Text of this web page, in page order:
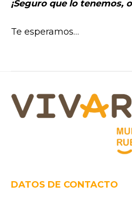
¡Seguro que lo tenemos,
Te esperamos…
Footer
DATOS DE CONTACTO